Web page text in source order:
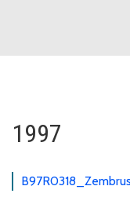
1997